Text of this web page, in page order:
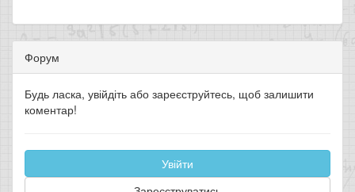
Форум
Будь ласка, увійдіть або зареєструйтесь, щоб залишити
коментар!
Увійти